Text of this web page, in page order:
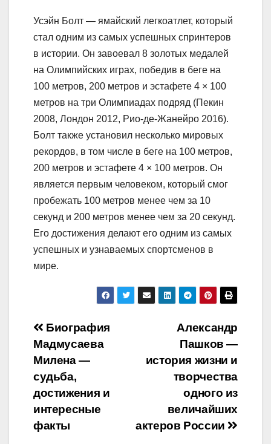
Усэйн Болт — ямайский легкоатлет, который
стал одним из самых успешных спринтеров
в истории. Он завоевал 8 золотых медалей
на Олимпийских играх, победив в беге на
100 метров, 200 метров и эстафете 4 × 100
метров на три Олимпиадах подряд (Пекин
2008, Лондон 2012, Рио-де-Жанейро 2016).
Болт также установил несколько мировых
рекордов, в том числе в беге на 100 метров,
200 метров и эстафете 4 × 100 метров. Он
является первым человеком, который смог
пробежать 100 метров менее чем за 10
секунд и 200 метров менее чем за 20 секунд.
Его достижения делают его одним из самых
успешных и узнаваемых спортсменов в
мире.
Навигация
по
записям
Александр
Пашков —
история жизни и
творчества
одного из
величайших
актеров России
Биография
Мадмусаева
Милена —
судьба,
достижения и
интересные
факты